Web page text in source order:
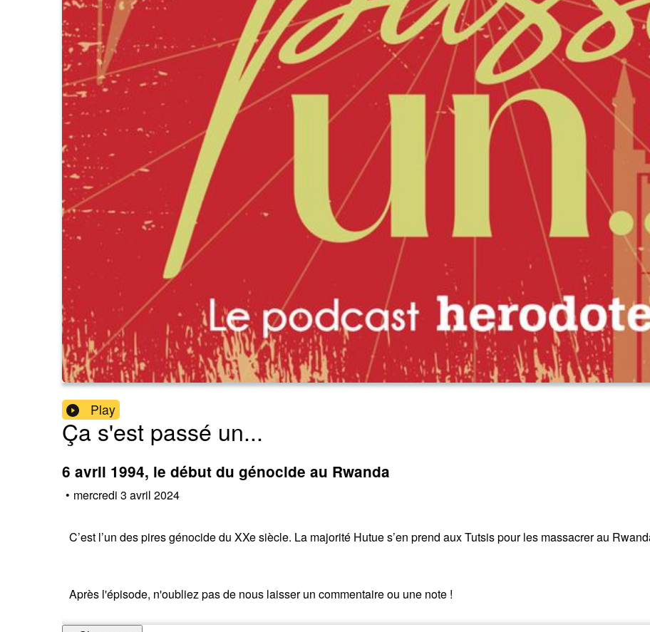
Play
Ça s'est passé un...
6 avril 1994, le début du génocide au Rwanda
• mercredi 3 avril 2024
C’est l’un des pires génocide du XXe siècle. La majorité Hutue s’en prend aux Tutsis pour les massacrer au
Après l'épisode, n'oubliez pas de nous laisser un commentaire ou une note !